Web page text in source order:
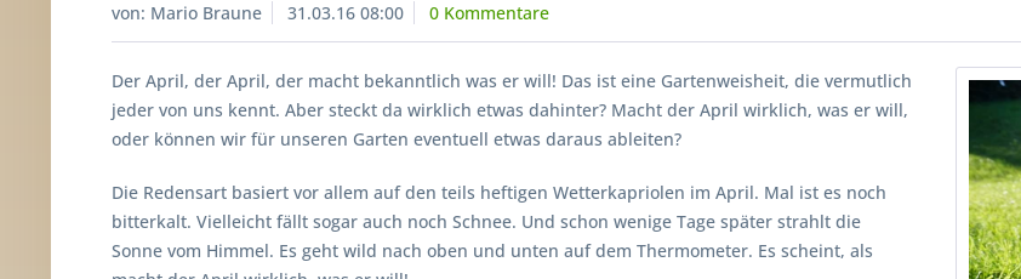
von: Mario Braune 31.03.16 08:00 0 Kommentare
Der April, der April, der macht bekanntlich was er will! Das ist eine Gartenweisheit, die vermutlich
jeder von uns kennt. Aber steckt da wirklich etwas dahinter? Macht der April wirklich, was er will,
oder können wir für unseren Garten eventuell etwas daraus ableiten?
Die Redensart basiert vor allem auf den teils heftigen Wetterkapriolen im April. Mal ist es noch
bitterkalt. Vielleicht fällt sogar auch noch Schnee. Und schon wenige Tage später strahlt die
Sonne vom Himmel. Es geht wild nach oben und unten auf dem Thermometer. Es scheint, als